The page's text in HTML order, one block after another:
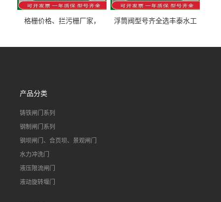
格栅价格、拦污栅厂家，
浮筒阀型号齐全选丰泰水工
道水库电站污水处理钢制闸
产品分类
铸铁闸门系列
钢制闸门系列
钢坝闸门、合页坝、景观闸门
水力冲洗门
液压限流闸门
液动旋转堰门